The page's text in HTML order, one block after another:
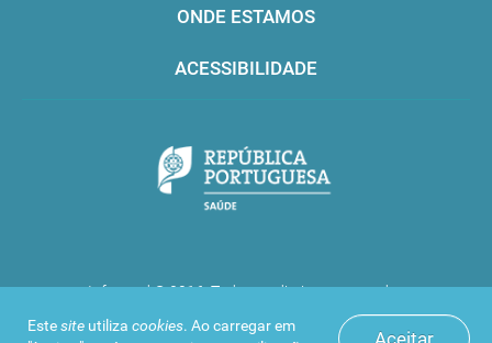
Aceitar
Estesite utiliza cookies. Ao carregar em
ONDE ESTAMOS
ACESSIBILIDADE
Infarmed © 2016. Todos os direitos reservados